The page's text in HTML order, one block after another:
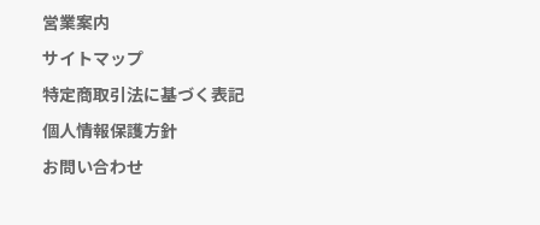
営業案内
サイトマップ
特定商取引法に基づく表記
個人情報保護方針
お問い合わせ